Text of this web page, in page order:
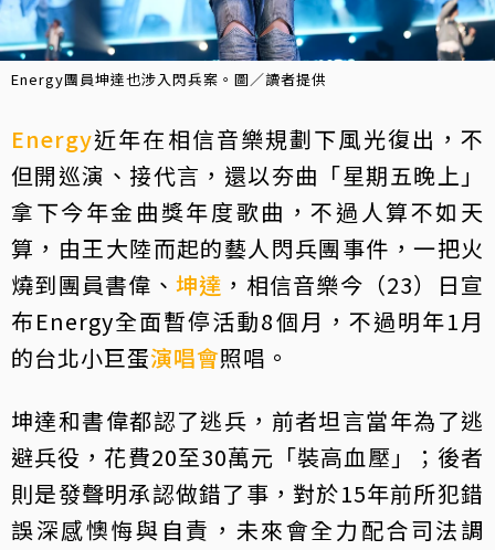
Energy團員坤達也涉入閃兵案。圖／讀者提供
Energy近年在相信音樂規劃下風光復出，不
但開巡演、接代言，還以夯曲「星期五晚上」
拿下今年金曲獎年度歌曲，不過人算不如天
算，由王大陸而起的藝人閃兵團事件，一把火
燒到團員書偉、 坤達 ，相信音樂今（23）日宣
布Energy全面暫停活動8個月，不過明年1月
的台北小巨蛋演唱會照唱。
坤達和書偉都認了逃兵，前者坦言當年為了逃
避兵役，花費20至30萬元「裝高血壓」；後者
則是發聲明承認做錯了事，對於15年前所犯錯
誤深感懊悔與自責，未來會全力配合司法調